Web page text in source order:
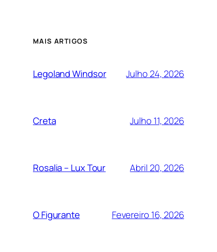
MAIS ARTIGOS
Legoland Windsor Julho 24, 2026
Creta Julho 11, 2026
Rosalia – Lux Tour Abril 20, 2026
O Figurante Fevereiro 16, 2026